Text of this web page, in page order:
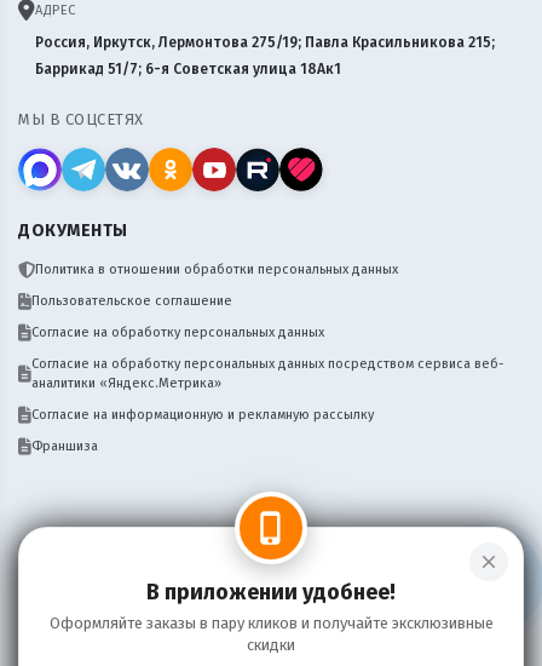
АДРЕС
Россия, Иркутск, Лермонтова 275/19; Павла Красильникова 215;
Баррикад 51/7; 6-я Советская улица 18Ак1
МЫ В СОЦСЕТЯХ
ДОКУМЕНТЫ
Политика в отношении обработки персональных данных
Пользовательское соглашение
Согласие на обработку персональных данных
Согласие на обработку персональных данных посредством сервиса веб-
аналитики «Яндекс.Метрика»
Согласие на информационную и рекламную рассылку
Франшиза
Нужен сайт, бот, мобильное приложение
close
phone_iphone
В приложении удобнее!
Оформляйте заказы в пару кликов и получайте эксклюзивные
скидки